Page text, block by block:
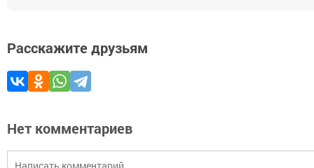
Расскажите друзьям
Нет комментариев